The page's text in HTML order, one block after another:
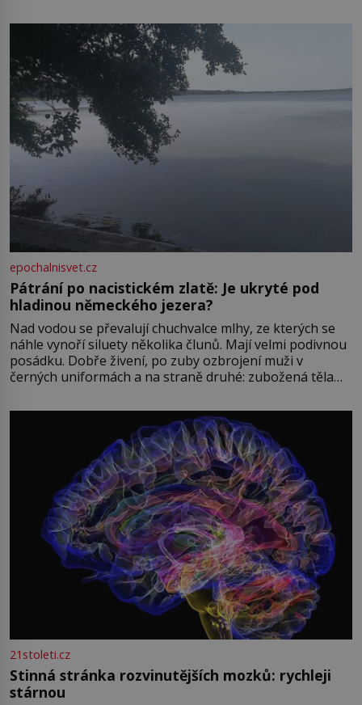
Boskovice na okraji Drahanské vrchoviny vznikla někdy
ve13. století, a už v roce 1313 kronikáři zaznamenali
epochalnisvet.cz
Pátrání po nacistickém zlatě: Je ukryté pod
hladinou německého jezera?
Nad vodou se převalují chuchvalce mlhy, ze kterých se
náhle vynoří siluety několika člunů. Mají velmi podivnou
posádku. Dobře živení, po zuby ozbrojení muži v
černých uniformách a na straně druhé: zubožená těla
přízračná scéna znamená? Je jaro roku 1945, druhá
světová válka se chýlí ke konci. Jezero Stolpsee
21stoleti.cz
Stinná stránka rozvinutějších mozků: rychleji
stárnou